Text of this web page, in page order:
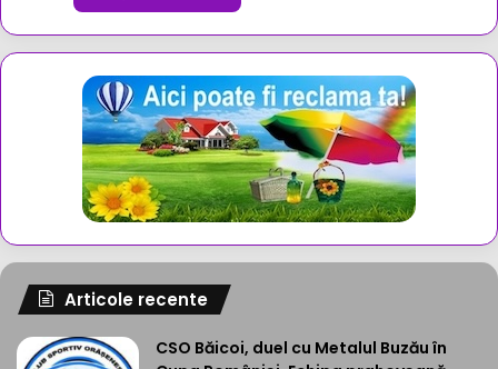
Articole recente
CSO Băicoi, duel cu Metalul Buzău în